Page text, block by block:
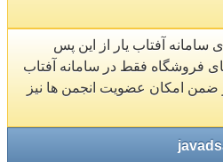
سامانه آفتاب یار از این پس
فروشگاه فقط در سامانه آفتاب
ضمن امکان عضویت انجمن ها نیز